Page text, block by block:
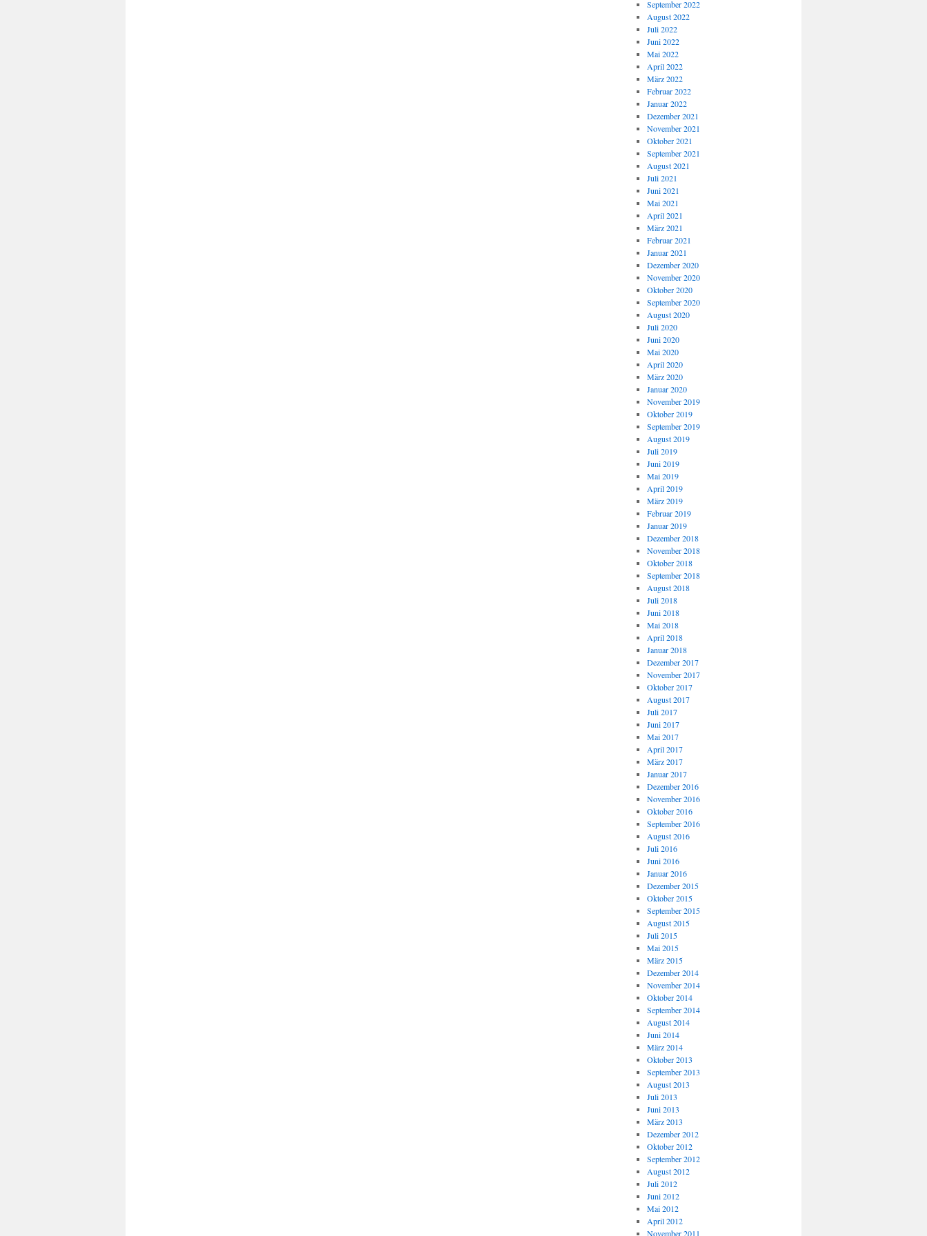
September 2022
August 2022
Juli 2022
Juni 2022
Mai 2022
April 2022
März 2022
Februar 2022
Januar 2022
Dezember 2021
November 2021
Oktober 2021
September 2021
August 2021
Juli 2021
Juni 2021
Mai 2021
April 2021
März 2021
Februar 2021
Januar 2021
Dezember 2020
November 2020
Oktober 2020
September 2020
August 2020
Juli 2020
Juni 2020
Mai 2020
April 2020
März 2020
Januar 2020
November 2019
Oktober 2019
September 2019
August 2019
Juli 2019
Juni 2019
Mai 2019
April 2019
März 2019
Februar 2019
Januar 2019
Dezember 2018
November 2018
Oktober 2018
September 2018
August 2018
Juli 2018
Juni 2018
Mai 2018
April 2018
Januar 2018
Dezember 2017
November 2017
Oktober 2017
August 2017
Juli 2017
Juni 2017
Mai 2017
April 2017
März 2017
Januar 2017
Dezember 2016
November 2016
Oktober 2016
September 2016
August 2016
Juli 2016
Juni 2016
Januar 2016
Dezember 2015
Oktober 2015
September 2015
August 2015
Juli 2015
Mai 2015
März 2015
Dezember 2014
November 2014
Oktober 2014
September 2014
August 2014
Juni 2014
März 2014
Oktober 2013
September 2013
August 2013
Juli 2013
Juni 2013
März 2013
Dezember 2012
Oktober 2012
September 2012
August 2012
Juli 2012
Juni 2012
Mai 2012
April 2012
November 2011